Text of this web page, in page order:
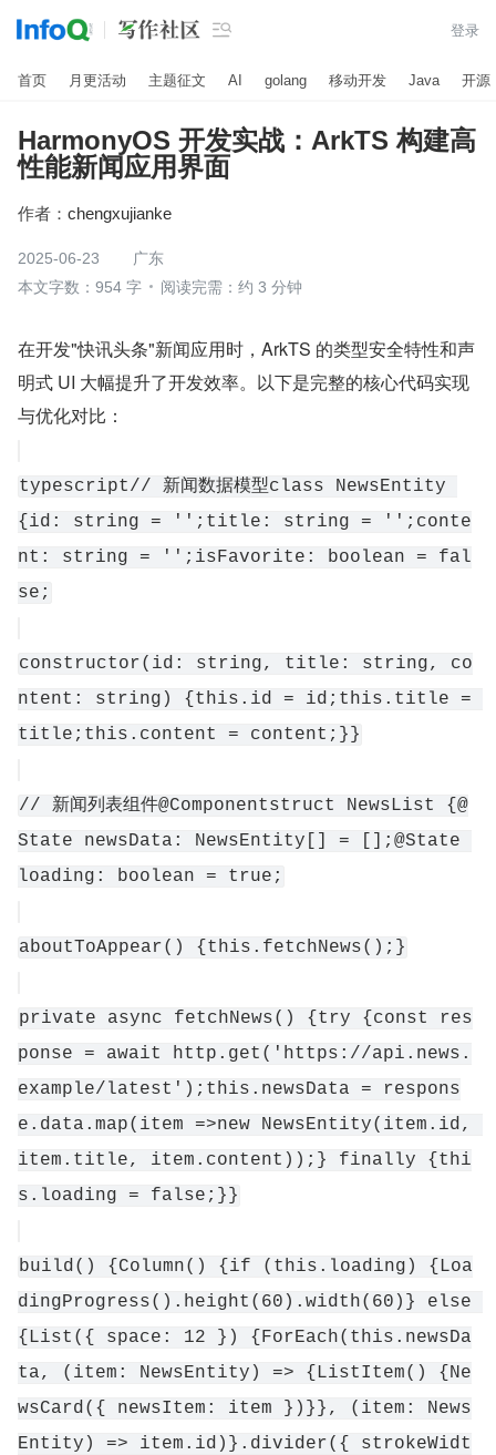
 登录
首页 月更活动 主题征文 AI golang 移动开发 Java 开源
HarmonyOS 开发实战：ArkTS 构建高
性能新闻应用界面
作者： chengxujianke
2025-06-23
广东
本文字数：954 字
阅读完需：约 3 分钟
在开发"快讯头条"新闻应用时，ArkTS 的类型安全特性和声
明式 UI 大幅提升了开发效率。以下是完整的核心代码实现
与优化对比：
typescript// 新闻数据模型class NewsEntity
{id: string = '';title: string = '';conte
nt: string = '';isFavorite: boolean = fal
se;
constructor(id: string, title: string, co
ntent: string) {this.id = id;this.title =
title;this.content = content;}}
// 新闻列表组件@Componentstruct NewsList {@
State newsData: NewsEntity[] = [];@State
loading: boolean = true;
aboutToAppear() {this.fetchNews();}
private async fetchNews() {try {const res
ponse = await http.get('https://api.news.
example/latest');this.newsData = respons
e.data.map(item =>new NewsEntity(item.id,
item.title, item.content));} finally {thi
s.loading = false;}}
build() {Column() {if (this.loading) {Loa
dingProgress().height(60).width(60)} else
{List({ space: 12 }) {ForEach(this.newsDa
ta, (item: NewsEntity) => {ListItem() {Ne
wsCard({ newsItem: item })}}, (item: News
Entity) => item.id)}.divider({ strokeWidt